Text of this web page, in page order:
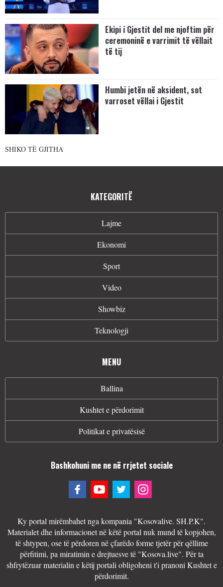
Ekipi i Gjestit del me njoftim për
ceremoninë e varrimit të vëllait
të tij
Humbi jetën në aksident, sot
varroset vëllai i Gjestit
SHIKO TË GJITHA
KATEGORITË
Lajme
Ekonomi
Sport
Video
Showbiz
Teknologji
MENU
Ballina
Kushtet e përdorimit
Politikat e privatësisë
Bashkohuni me ne në rrjetet sociale
Ky portal mirëmbahet nga kompania "Kosovalive. SH.P.K".
Materialet dhe informacionet në këtë portal nuk mund të kopjohen,
të shtypen, ose të përdoren në çfarëdo forme tjetër për qëllime
përfitimi, pa miratimin e drejtuesve të "Kosova.live". Për ta
shfrytëzuar materialin e këtij portali obligoheni t'i pranoni Kushtet e
përdorimit.